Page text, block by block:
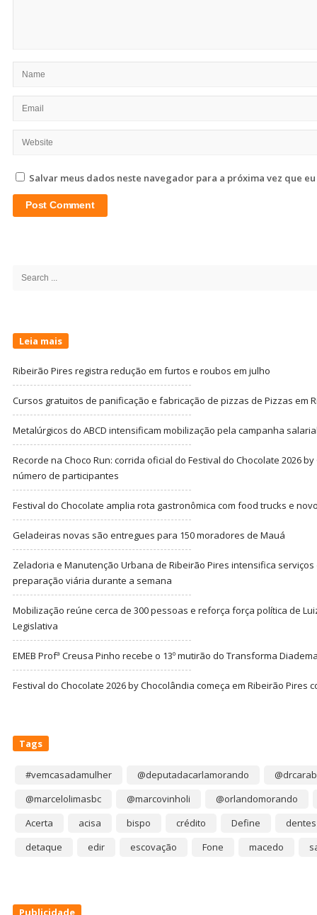
Salvar meus dados neste navegador para a próxima vez que
Search
Leia mais
Ribeirão Pires registra redução em furtos e roubos em julho
Cursos gratuitos de panificação e fabricação de pizzas de Pizzas em
Metalúrgicos do ABCD intensificam mobilização pela campanha
Recorde na Choco Run: corrida oficial do Festival do Chocolate 2026
número de participantes
Festival do Chocolate amplia rota gastronômica com food trucks e
Geladeiras novas são entregues para 150 moradores de Mauá
Zeladoria e Manutenção Urbana de Ribeirão Pires intensifica
preparação viária durante a semana
Mobilização reúne cerca de 300 pessoas e reforça força política de
Legislativa
EMEB Profª Creusa Pinho recebe o 13º mutirão do Transforma
Festival do Chocolate 2026 by Chocolândia começa em Ribeirão Pires
Tags
#vemcasadamulher @deputadacarlamorando
@marcelolimasbc
@marcovinholi
@orlandomorando
Acerta
acisa bispo crédito Define
dentes
detaque
edir escovação Fone macedo
Publicidade